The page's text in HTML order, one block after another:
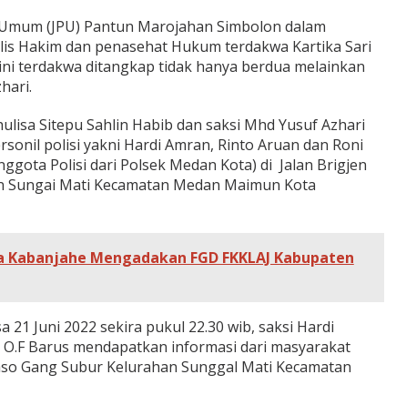
(JPU) Pantun Marojahan Simbolon dalam
Hakim dan penasehat Hukum terdakwa Kartika Sari
terdakwa ditangkap tidak hanya berdua melainkan
Sitepu Sahlin Habib dan saksi Mhd Yusuf Azhari
polisi yakni Hardi Amran, Rinto Aruan dan Roni
Polisi dari Polsek Medan Kota) di Jalan Brigjen
Sungai Mati Kecamatan Medan Maimun Kota
Kabanjahe Mengadakan FGD FKKLAJ Kabupaten
21 Juni 2022 sekira pukul 22.30 wib, saksi Hardi
Barus mendapatkan informasi dari masyarakat
Gang Subur Kelurahan Sunggal Mati Kecamatan